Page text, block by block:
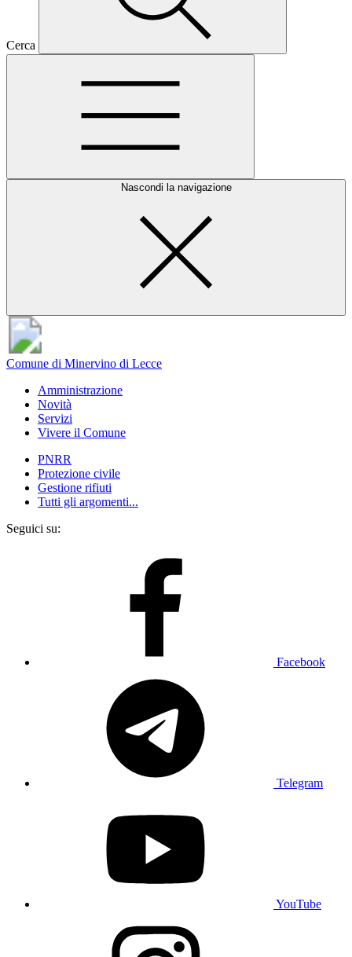
Cerca
Nascondi la navigazione
Comune di Minervino di Lecce
Amministrazione
Novità
Servizi
Vivere il Comune
PNRR
Protezione civile
Gestione rifiuti
Tutti gli argomenti...
Seguici su:
Facebook
Telegram
YouTube